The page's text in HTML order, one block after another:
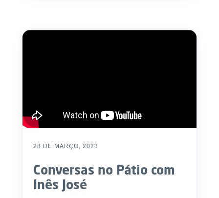
28 DE MARÇO, 2023
Conversas no Pátio com
Inês José